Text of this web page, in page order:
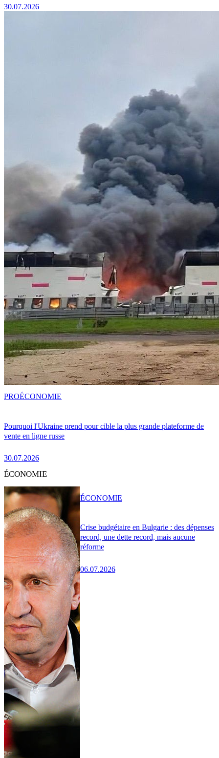
30.07.2026
Pourquoi l'Ukraine prend pour cible la plus grande plateforme de
vente en ligne russe
30.07.2026
PROÉCONOMIE
ÉCONOMIE
Crise budgétaire en Bulgarie : des dépenses
record, une dette record, mais aucune
réforme
06.07.2026
ÉCONOMIE